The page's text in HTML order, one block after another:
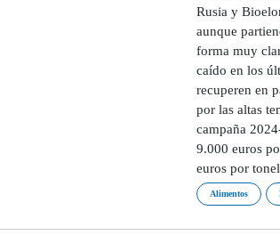
Rusia y
aunque
forma muy
caído en los
recuperen en
por las altas
campaña
9.000 euros
euros por
Alimentos